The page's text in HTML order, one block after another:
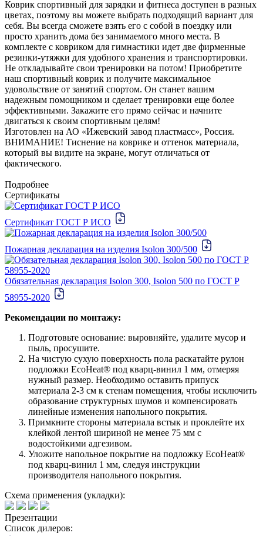
Коврик спортивный для зарядки и фитнеса доступен в разных
цветах, поэтому вы можете выбрать подходящий вариант для
себя. Вы всегда сможете взять его с собой в поездку или
просто хранить дома без занимаемого много места. В
комплекте с ковриком для гимнастики идет две фирменные
резинки-утяжки для удобного хранения и транспортировки.
Не откладывайте свои тренировки на потом! Приобретите
наш спортивный коврик и получите максимальное
удовольствие от занятий спортом. Он станет вашим
надежным помощником и сделает тренировки еще более
эффективными. Закажите его прямо сейчас и начните
двигаться к своим спортивным целям!
Изготовлен на АО «Ижевский завод пластмасс», Россия.
ВНИМАНИЕ! Тиснение на коврике и оттенок материала,
который вы видите на экране, могут отличаться от
фактического.
Подробнее
Сертификаты
Сертификат ГОСТ Р ИСО
Пожарная декларация на изделия Isolon 300/500
Обязательная декларация Isolon 300, Isolon 500 по ГОСТ Р
58955-2020
Рекомендации по монтажу:
Подготовьте основание: выровняйте, удалите мусор и
пыль, просушите.
На чистую сухую поверхность пола раскатайте рулон
подложки EcoHeat® под кварц-винил 1 мм, отмеряя
нужный размер. Необходимо оставить припуск
материала 2-3 см к стенам помещения, чтобы исключить
образование структурных шумов и компенсировать
линейные изменения напольного покрытия.
Примкните стороны материала встык и проклейте их
клейкой лентой шириной не менее 75 мм с
водостойкими адгезивом.
Уложите напольное покрытие на подложку EcoHeat®
под кварц-винил 1 мм, следуя инструкции
производителя напольного покрытия.
Схема применения (укладки):
Презентации
Список дилеров: